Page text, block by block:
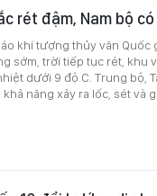
rét đậm, Nam bộ
khí tượng thủy văn Quốc
sớm, trời tiếp tục rét, khu
dưới 9 độ C. Trung bộ,
năng xảy ra lốc, sét và